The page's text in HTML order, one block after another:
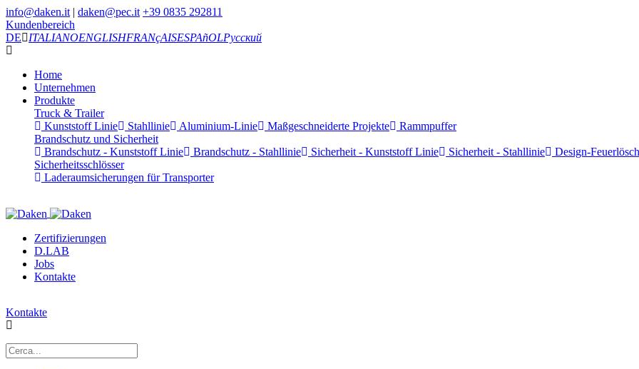
info@daken.it | daken@pec.it +39 0835 292811
Kundenbereich
DE
ITALIANOENGLISHFRANçAISESPAñOLРусский
Home
Unternehmen
Produkte
Truck & Trailer
Kunststoff Linie
Stahllinie Aluminium-Linie Maßgeschneiderte Projekte
Rammpuffer
Brandschutz und Sicherheit
Brandschutz - Kunststoff Linie
Brandschutz - Stahllinie Sicherheit - Kunststoff Linie Sicherheit - Stahllinie
Design-
Sicherheitsschlösser
Laderaumsicherungen für Transporter
Zertifizierungen
D.LAB
Jobs
Kontakte
Kontakte